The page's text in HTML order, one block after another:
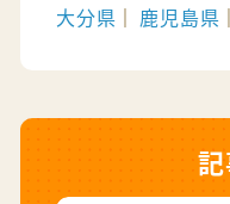
大分県
鹿児島県